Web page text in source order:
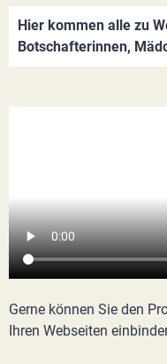
Hier kommen alle zu
Botschafterinnen,
Gerne können Sie den
Ihren Webseiten